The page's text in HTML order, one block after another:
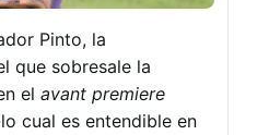
Pinto, la
que sobresale la
el avant premiere
cual es entendible en